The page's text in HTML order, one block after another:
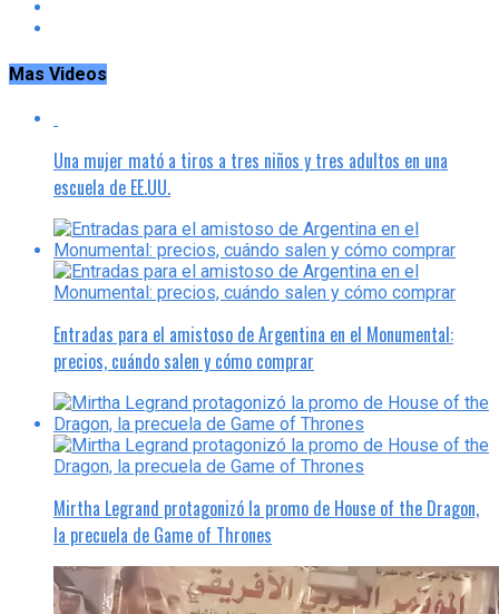
Mas Videos
Una mujer mató a tiros a tres niños y tres adultos en una
escuela de EE.UU.
Entradas para el amistoso de Argentina en el Monumental:
precios, cuándo salen y cómo comprar
Mirtha Legrand protagonizó la promo de House of the Dragon,
la precuela de Game of Thrones